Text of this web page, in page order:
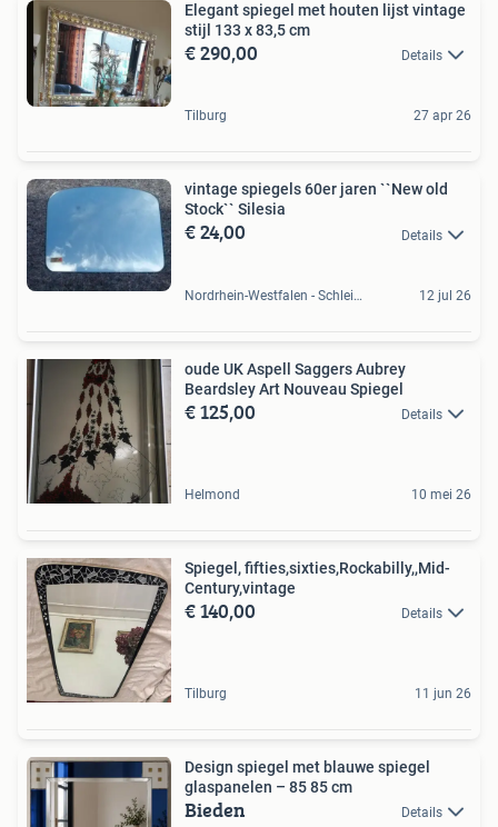
Elegant spiegel met houten lijst vintage
stijl 133 x 83,5 cm
€ 290,00 Details
Tilburg 27 apr 26
vintage spiegels 60er jaren ``New old
Stock`` Silesia
€ 24,00 Details
Nordrhein-Westfalen - Schleiden, DE 12 jul 26
oude UK Aspell Saggers Aubrey
Beardsley Art Nouveau Spiegel
€ 125,00 Details
Helmond 10 mei 26
Spiegel, fifties,sixties,Rockabilly,,Mid-
Century,vintage
€ 140,00 Details
Tilburg 11 jun 26
Design spiegel met blauwe spiegel
glaspanelen – 85 85 cm
Bieden Details